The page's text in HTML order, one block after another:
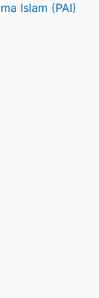
Islam (PAI)